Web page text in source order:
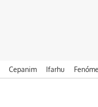
Cepanim Ifarhu